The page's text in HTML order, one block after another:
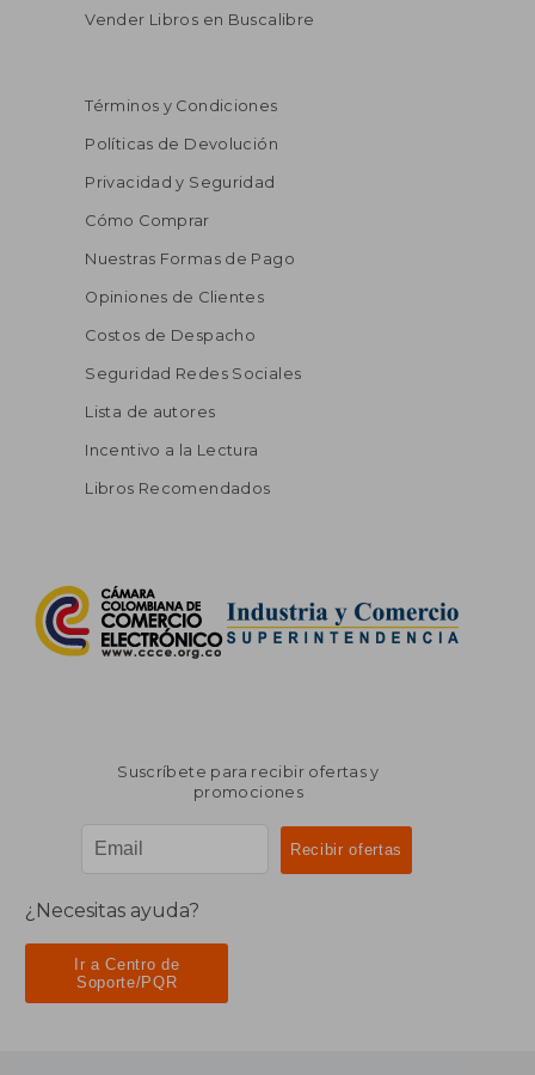
Vender Libros en Buscalibre
Términos y Condiciones
Políticas de Devolución
Privacidad y Seguridad
Cómo Comprar
Nuestras Formas de Pago
Opiniones de Clientes
Costos de Despacho
Seguridad Redes Sociales
Lista de autores
Incentivo a la Lectura
Libros Recomendados
Suscríbete para recibir ofertas y
promociones
¿Necesitas ayuda?
Ir a Centro de
Soporte/PQR